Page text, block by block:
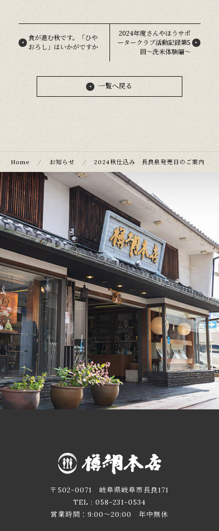
食が進む秋です。「ひや
おろし」はいかがですか
2024年度さんやほうサポ
ータークラブ活動記録第5
回～洗米体験編～
一覧へ戻る
Home お知らせ 2024秋仕込み 長良泉発売日のご案内
〒502-0071 岐阜県岐阜市長良171
TEL : 058-231-0534
営業時間：9:00～20:00 年中無休